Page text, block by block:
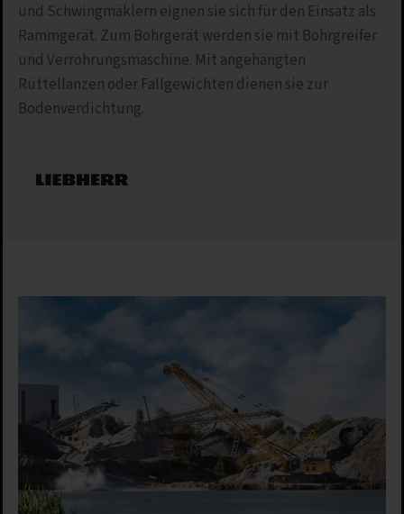
und Schwingmäklern eignen sie sich für den Einsatz als
Rammgerät. Zum Bohrgerät werden sie mit Bohrgreifer
und Verrohrungsmaschine. Mit angehängten
Rüttellanzen oder Fallgewichten dienen sie zur
Bodenverdichtung.